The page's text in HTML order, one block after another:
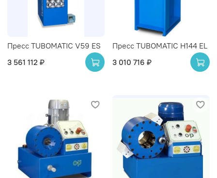
Пресс TUBOMATIC V59 ES
3 561 112 ₽
Пресс TUBOMATIC H144 EL
3 010 716 ₽